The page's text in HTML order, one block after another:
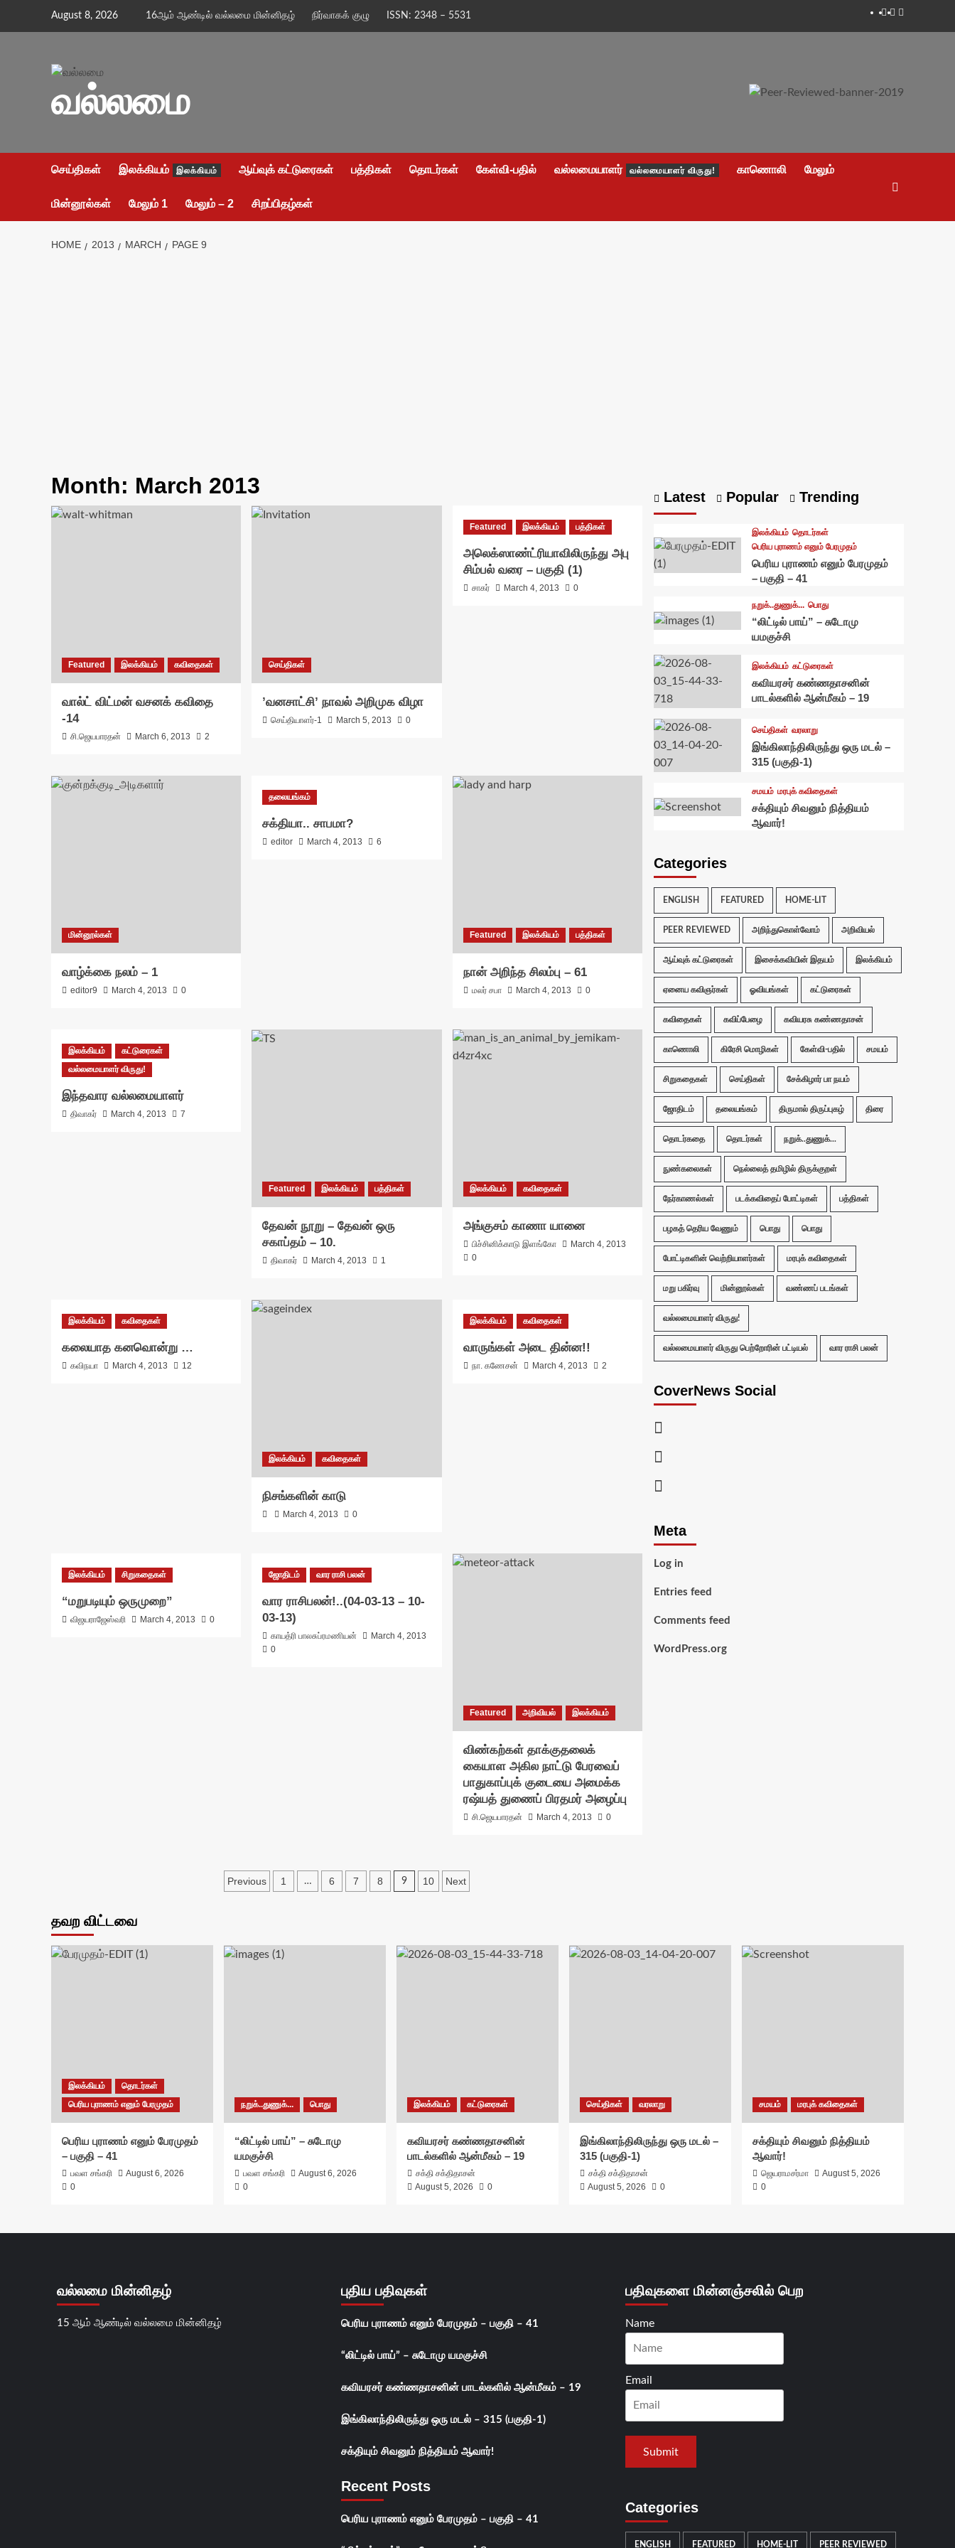
August 8, 2026 16ஆம் ஆண்டில் வல்லமை மின்னிதழ் நிர்வாகக் குழு ISSN: 2348 – 5531 Facebook
Twitter
Youtube
வல்லமை
செய்திகள் இலக்கியம் இலக்கியம் ஆய்வுக் கட்டுரைகள் பத்திகள் தொடர்கள் கேள்வி-பதில் வல்லமையாளர் வல்லமையாளர் விருது! காணொலி மேலும்
மின்னூல்கள் மேலும் 1 மேலும் – 2 சிறப்பிதழ்கள்
HOME 2013 MARCH PAGE 9
Month: March 2013
Featured இலக்கியம் கவிதைகள்
வால்ட் விட்மன் வசனக் கவிதை
-14
சி.ஜெயபாரதன் March 6, 2013 2
செய்திகள்
’வனசாட்சி’ நாவல் அறிமுக விழா
செய்தியாளர்-1 March 5, 2013 0
Featured இலக்கியம் பத்திகள்
அலெக்ஸாண்ட்ரியாவிலிருந்து அபு
சிம்பல் வரை – பகுதி (1)
சாகர் March 4, 2013 0
மின்னூல்கள்
வாழ்க்கை நலம் – 1
editor9 March 4, 2013 0
தலையங்கம்
சக்தியா.. சாபமா?
editor March 4, 2013 6
Featured இலக்கியம் பத்திகள்
நான் அறிந்த சிலம்பு – 61
மலர் சபா March 4, 2013 0
இலக்கியம்
கட்டுரைகள்
வல்லமையாளர் விருது!
இந்தவார வல்லமையாளர்
திவாகர் March 4, 2013 7
Featured இலக்கியம் பத்திகள்
தேவன் நூறு – தேவன் ஒரு
சகாப்தம் – 10.
திவாகர் March 4, 2013 1
இலக்கியம் கவிதைகள்
அங்குசம் காணா யானை
பிச்சினிக்காடு இளங்கோ
March 4, 2013
0
இலக்கியம் கவிதைகள்
கலையாத கனவொன்று …
கவிநயா March 4, 2013 12
இலக்கியம் கவிதைகள்
நிசங்களின் காடு
March 4, 2013 0
இலக்கியம் கவிதைகள்
வாருங்கள் அடை தின்ன!!
நா. கணேசன் March 4, 2013 2
இலக்கியம் சிறுகதைகள்
“மறுபடியும் ஒருமுறை”
விஜயராஜேஸ்வரி March 4, 2013 0
ஜோதிடம் வார ராசி பலன்
வார ராசிபலன்!..(04-03-13 – 10-
03-13)
காயத்ரி பாலசுப்ரமணியன்
March 4, 2013
0
Featured அறிவியல் இலக்கியம்
விண்கற்கள் தாக்குதலைக்
கையாள அகில நாட்டு பேரவைப்
பாதுகாப்புக் குடையை அமைக்க
ரஷ்யத் துணைப் பிரதமர் அழைப்பு
சி.ஜெயபாரதன் March 4, 2013 0
Posts
Previous 1 … 6 7 8 9 10 Next
Latest Popular Trending
இலக்கியம் தொடர்கள்
பெரிய புராணம் எனும் பேரமுதம்
பெரிய புராணம் எனும் பேரமுதம்
– பகுதி – 41
நறுக்..துணுக்... பொது
“லிட்டில் பாய்” – சுடோமு
யமகுச்சி
இலக்கியம் கட்டுரைகள்
கவியரசர் கண்ணதாசனின்
பாடல்களில் ஆன்மீகம் – 19
செய்திகள் வரலாறு
இங்கிலாந்திலிருந்து ஒரு மடல் –
315 (பகுதி-1)
சமயம் மரபுக் கவிதைகள்
சக்தியும் சிவனும் நித்தியம்
ஆவார்!
Categories
ENGLISH FEATURED HOME-LIT
PEER REVIEWED அறிந்துகொள்வோம் அறிவியல்
ஆய்வுக் கட்டுரைகள் இசைக்கவியின் இதயம் இலக்கியம்
ஏனைய கவிஞர்கள் ஓவியங்கள் கட்டுரைகள்
கவிதைகள் கவிப்பேழை கவியரசு கண்ணதாசன்
காணொலி கிரேசி மொழிகள் கேள்வி-பதில் சமயம்
சிறுகதைகள் செய்திகள் சேக்கிழார் பா நயம்
ஜோதிடம் தலையங்கம் திருமால் திருப்புகழ் திரை
தொடர்கதை தொடர்கள் நறுக்..துணுக்...
நுண்கலைகள் நெல்லைத் தமிழில் திருக்குறள்
நேர்காணல்கள் படக்கவிதைப் போட்டிகள் பத்திகள்
பழகத் தெரிய வேணும் பொது பொது
போட்டிகளின் வெற்றியாளர்கள் மரபுக் கவிதைகள்
மறு பகிர்வு மின்னூல்கள் வண்ணப் படங்கள்
வல்லமையாளர் விருது!
வல்லமையாளர் விருது பெற்றோரின் பட்டியல் வார ராசி பலன்
CoverNews Social
Meta
Log in
Entries feed
Comments feed
WordPress.org
தவற விட்டவை
இலக்கியம்
தொடர்கள்
பெரிய புராணம் எனும் பேரமுதம்
பெரிய புராணம் எனும் பேரமுதம்
– பகுதி – 41
பவள சங்கரி
August 6, 2026
0
நறுக்..துணுக்... பொது
“லிட்டில் பாய்” – சுடோமு
யமகுச்சி
பவள சங்கரி
August 6, 2026
0
இலக்கியம் கட்டுரைகள்
கவியரசர் கண்ணதாசனின்
பாடல்களில் ஆன்மீகம் – 19
சக்தி சக்திதாசன்
August 5, 2026
0
செய்திகள் வரலாறு
இங்கிலாந்திலிருந்து ஒரு மடல் –
315 (பகுதி-1)
சக்தி சக்திதாசன்
August 5, 2026
0
சமயம் மரபுக் கவிதைகள்
சக்தியும் சிவனும் நித்தியம்
ஆவார்!
ஜெயராமசர்மா
August 5, 2026
0
வல்லமை மின்னிதழ்
15 ஆம் ஆண்டில் வல்லமை மின்னிதழ்
புதிய பதிவுகள்
பெரிய புராணம் எனும் பேரமுதம் – பகுதி – 41
“லிட்டில் பாய்” – சுடோமு யமகுச்சி
கவியரசர் கண்ணதாசனின் பாடல்களில் ஆன்மீகம் – 19
இங்கிலாந்திலிருந்து ஒரு மடல் – 315 (பகுதி-1)
சக்தியும் சிவனும் நித்தியம் ஆவார்!
Recent Posts
பெரிய புராணம் எனும் பேரமுதம் – பகுதி – 41
பதிவுகளை மின்னஞ்சலில் பெற
Name
Email
Categories
ENGLISH FEATURED HOME-LIT PEER REVIEWED